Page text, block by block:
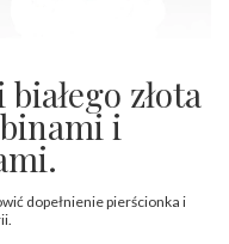
złota
i
dopełnienie pierścionka i